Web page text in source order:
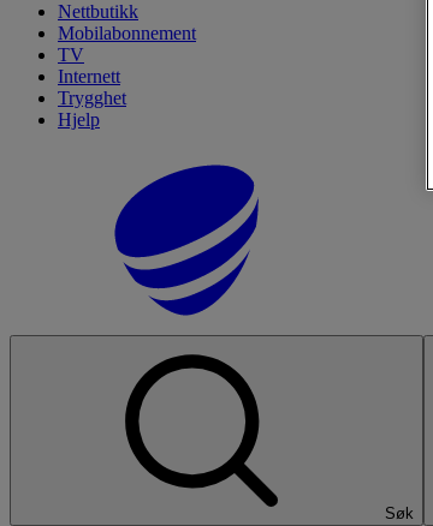
Nettbutikk
Mobilabonnement
TV
Internett
Trygghet
Hjelp
Søk